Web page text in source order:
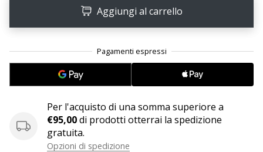
sito
una
Facebook
o
un
Aggiungi al carrello
Per l'acquisto di una somma superiore a
€95,00di prodotti otterrai la spedizione
gratuita.
Opzioni di spedizione